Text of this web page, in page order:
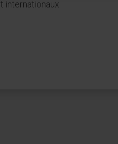
internationaux.